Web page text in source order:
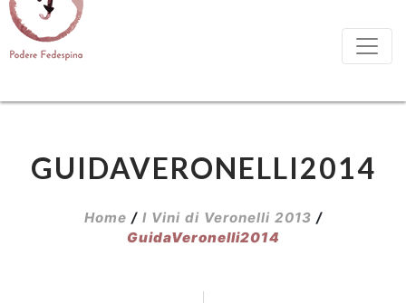
GUIDAVERONELLI2014
Home / I Vini di Veronelli 2013 /
GuidaVeronelli2014